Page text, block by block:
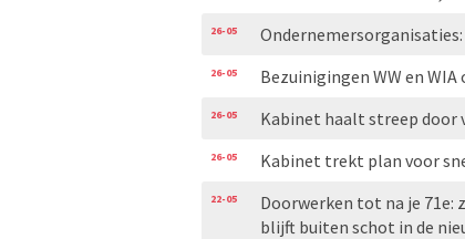
26-05
26-05 Bezuinigingen WW en
26-05 Kabinet haalt streep door
26-05 Kabinet trekt plan voor
22-05
Doorwerken tot na je 71e:
blijft buiten schot in de